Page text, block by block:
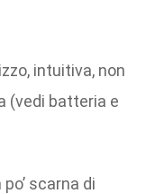
intuitiva, non
(vedi batteria e
scarna di